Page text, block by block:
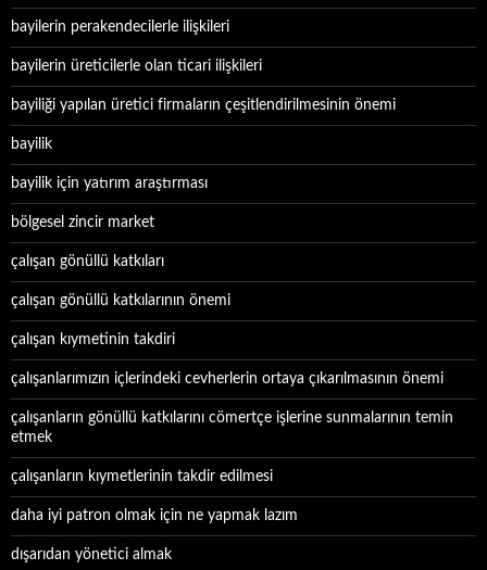
bayilerin perakendecilerle ilişkileri
bayilerin üreticilerle olan ticari ilişkileri
bayiliği yapılan üretici firmaların çeşitlendirilmesinin önemi
bayilik
bayilik için yatırım araştırması
bölgesel zincir market
çalışan gönüllü katkıları
çalışan gönüllü katkılarının önemi
çalışan kıymetinin takdiri
çalışanlarımızın içlerindeki cevherlerin ortaya çıkarılmasının önemi
çalışanların gönüllü katkılarını cömertçe işlerine sunmalarının temin
etmek
çalışanların kıymetlerinin takdir edilmesi
daha iyi patron olmak için ne yapmak lazım
dışarıdan yönetici almak